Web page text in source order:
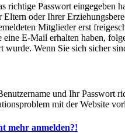
richtige Passwort eingegeben
Eltern oder Ihrer
Mitglieder erst
E-Mail erhalten haben,
Wenn Sie sich sicher
und Ihr Passwort
mit der Website
mehr anmelden?!